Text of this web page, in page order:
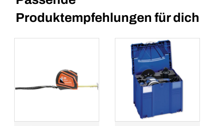
Produktempfehlungen für dich